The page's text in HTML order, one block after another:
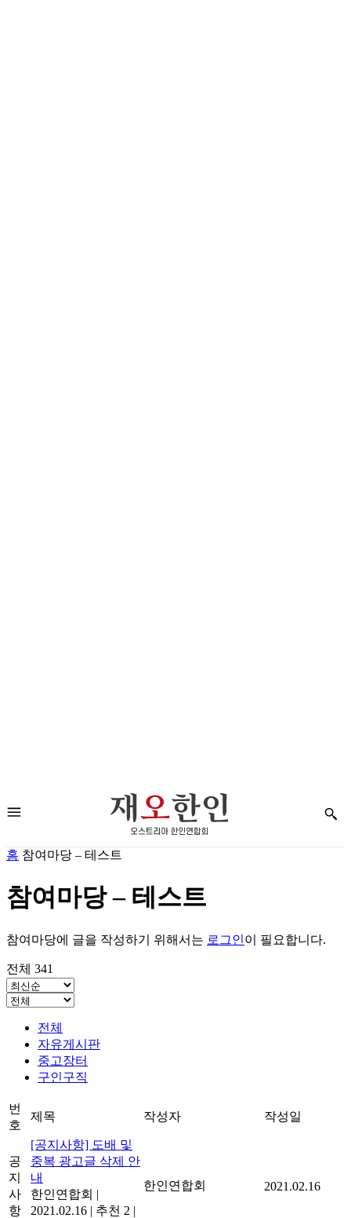
홈 참여마당 – 테스트
참여마당 – 테스트
참여마당에 글을 작성하기 위해서는 로그인이 필요합니다.
전체 341
전체
자유게시판
중고장터
구인구직
번
호
제목 작성자 작성일
공
지
사
항
[공지사항] 도배 및
중복 광고글 삭제 안
내
한인연합회 |
2021.02.16 | 추천 2 |
한인연합회 2021.02.16